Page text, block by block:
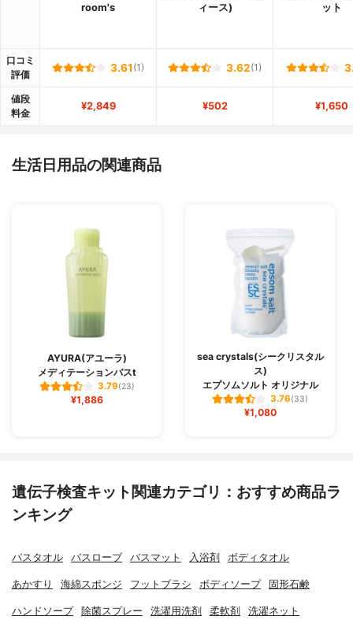
room's
ィース)
ット
口コミ
評価
3.61 (1) 3.62(1)
値段
料金
¥2,849 ¥502 ¥1,650
生活日用品の関連商品
AYURA(アユーラ)
メディテーションバスt
3.79(23)
¥1,886
sea crystals(シークリスタル
ス)
エプソムソルト オリジナル
3.76(33)
¥1,080
遺伝子検査キット関連カテゴリ：おすすめ商品ラ
ンキング
バスタオル バスローブ バスマット 入浴剤 ボディタオル
あかすり 海綿スポンジ フットブラシ ボディソープ 固形石鹸
ハンドソープ 除菌スプレー 洗濯用洗剤 柔軟剤 洗濯ネット